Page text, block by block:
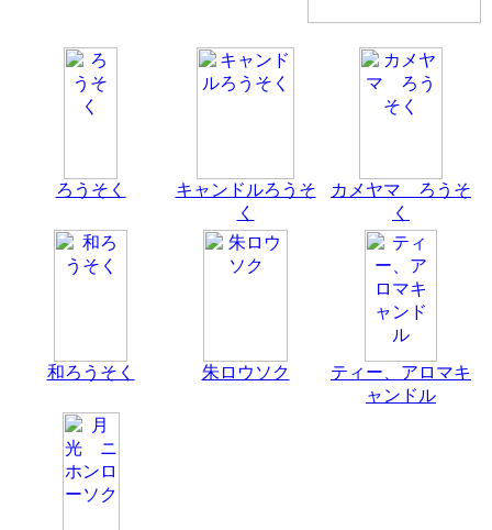
ろうそく
キャンドルろうそ
く
カメヤマ ろうそ
く
和ろうそく 朱ロウソク
ティー、アロマキ
ャンドル